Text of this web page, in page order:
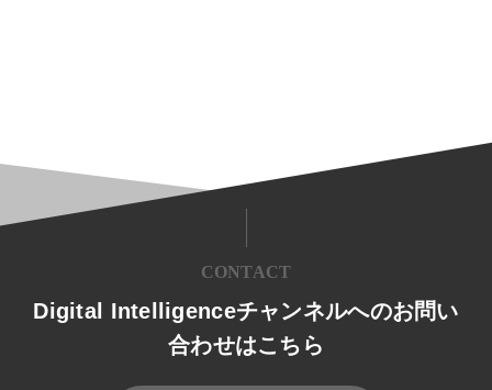
CONTACT
Digital Intelligenceチャンネルへのお問い
合わせはこちら